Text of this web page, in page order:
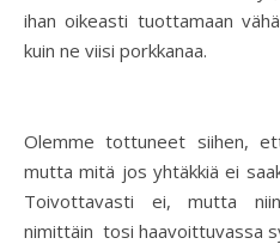
ihan oikeasti tuottamaan
kuin ne viisi porkkanaa.
Olemme tottuneet siihen,
mutta mitä jos yhtäkkiä ei
Toivottavasti ei, mutta
nimittäin tosi haavoittuvassa